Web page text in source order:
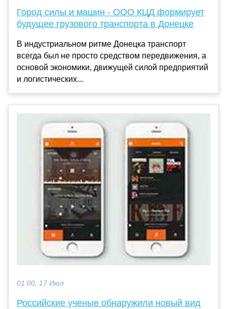
Город силы и машин - ООО КЦД формирует
будущее грузового транспорта в Донецке
В индустриальном ритме Донецка транспорт
всегда был не просто средством передвижения, а
основой экономики, движущей силой предприятий
и логистических...
01:00, 17 Июл
Российские ученые обнаружили новый вид